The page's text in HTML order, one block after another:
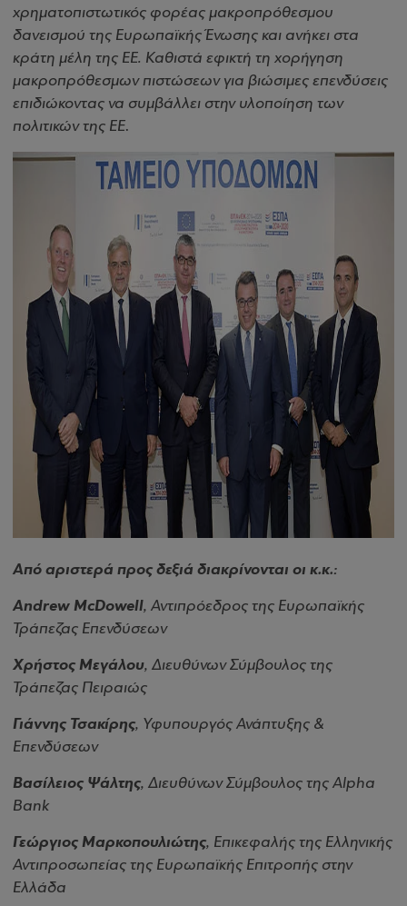
χρηματοπιστωτικός φορέας μακροπρόθεσμου
δανεισμού της Ευρωπαϊκής Ένωσης και ανήκει στα
κράτη μέλη της ΕΕ. Καθιστά εφικτή τη χορήγηση
μακροπρόθεσμων πιστώσεων για βιώσιμες επενδύσεις
επιδιώκοντας να συμβάλλει στην υλοποίηση των
πολιτικών της ΕΕ.
Από αριστερά προς δεξιά διακρίνονται οι κ.κ.:
Andrew McDowell, Αντιπρόεδρος της Ευρωπαϊκής
Τράπεζας Επενδύσεων
Χρήστος Μεγάλου, Διευθύνων Σύμβουλος της
Τράπεζας Πειραιώς
Γιάννης Τσακίρης, Υφυπουργός Ανάπτυξης &
Επενδύσεων
Βασίλειος Ψάλτης, Διευθύνων Σύμβουλος της Alpha
Bank
Γεώργιος Μαρκοπουλιώτης, Επικεφαλής της Ελληνικής
Αντιπροσωπείας της Ευρωπαϊκής Επιτροπής στην
Ελλάδα